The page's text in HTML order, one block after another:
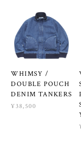
WHIMSY /
DOUBLE POUCH
DENIM TANKERS
¥38,500